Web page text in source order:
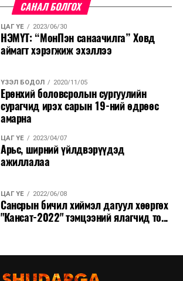
САНАЛ БОЛГОХ
ЦАГ ҮЕ 2023/06/30
НЭМҮТ: “МонПэн санаачилга” Ховд
аймагт хэрэгжиж эхэллээ
ҮЗЭЛ БОДОЛ 2020/11/05
Ерөнхий боловсролын сургуулийн
сурагчид ирэх сарын 19-ний өдрөөс
амарна
ЦАГ ҮЕ 2023/04/07
Арьс, ширний үйлдвэрүүдэд
ажиллалаа
ЦАГ ҮЕ 2022/06/08
Сансрын бичил хиймэл дагуул хөөргөх
"Кансат-2022" тэмцээний ялагчид то...